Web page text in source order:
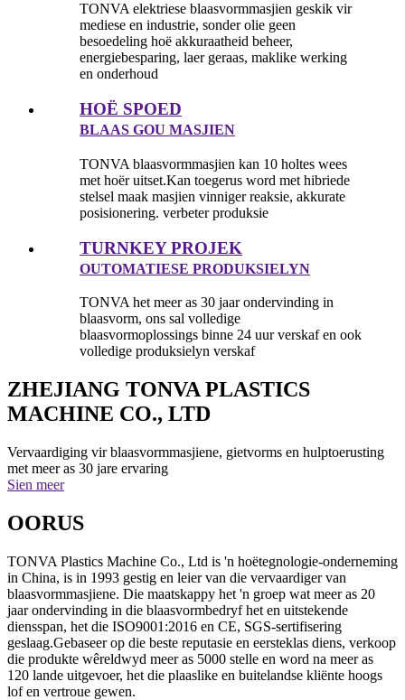
TONVA elektriese blaasvormmasjien geskik vir
mediese en industrie, sonder olie geen
besoedeling hoë akkuraatheid beheer,
energiebesparing, laer geraas, maklike werking
en onderhoud
HOË SPOED
BLAAS GOU MASJIEN
TONVA blaasvormmasjien kan 10 holtes wees
met hoër uitset.Kan toegerus word met hibriede
stelsel maak masjien vinniger reaksie, akkurate
posisionering. verbeter produksie
TURNKEY PROJEK
OUTOMATIESE PRODUKSIELYN
TONVA het meer as 30 jaar ondervinding in
blaasvorm, ons sal volledige
blaasvormoplossings binne 24 uur verskaf en ook
volledige produksielyn verskaf
ZHEJIANG TONVA PLASTICS
MACHINE CO., LTD
Vervaardiging vir blaasvormmasjiene, gietvorms en hulptoerusting
met meer as 30 jare ervaring
Sien meer
OORUS
TONVA Plastics Machine Co., Ltd is 'n hoëtegnologie-onderneming
in China, is in 1993 gestig en leier van die vervaardiger van
blaasvormmasjiene. Die maatskappy het 'n groep wat meer as 20
jaar ondervinding in die blaasvormbedryf het en uitstekende
diensspan, het die ISO9001:2016 en CE, SGS-sertifisering
geslaag.Gebaseer op die beste reputasie en eersteklas diens, verkoop
die produkte wêreldwyd meer as 5000 stelle en word na meer as
120 lande uitgevoer, het die plaaslike en buitelandse kliënte hoogs
lof en vertroue gewen.